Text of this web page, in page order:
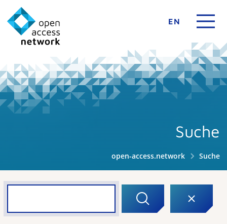
EN
Suche
open-access.network Suche